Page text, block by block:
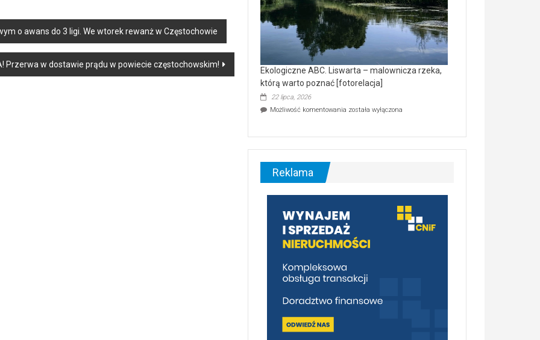
o awans do 3 ligi. We wtorek rewanż w Częstochowie
Przerwa w dostawie prądu w powiecie częstochowskim!
Ekologiczne ABC. Liswarta – malownicza rzeka,
którą warto poznać [fotorelacja]
22 lipca, 2026
Możliwość komentowania Ekologiczne
–
malownicza
[fotorelacja]
została wyłączona
Reklama